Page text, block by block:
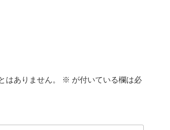
はありません。 ※ が付いている欄は必